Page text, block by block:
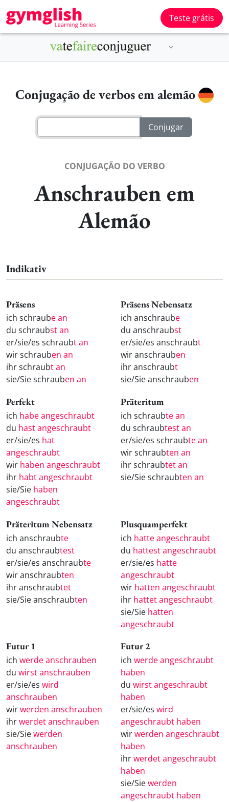
Teste grátis
Conjugação de verbos em alemão
CONJUGAÇÃO DO VERBO
Anschrauben em
Alemão
Indikativ
Präsens
ich schraube an
du schraubst an
er/sie/es schraubt an
wir schrauben an
ihr schraubt an
sie/Sie schrauben an
Präsens Nebensatz
ich anschraube
du anschraubst
er/sie/es anschraubt
wir anschrauben
ihr anschraubt
sie/Sie anschrauben
Perfekt
ich habe angeschraubt
du hast angeschraubt
er/sie/es hat
angeschraubt
wir haben angeschraubt
ihr habt angeschraubt
sie/Sie haben
angeschraubt
Präteritum
ich schraubte an
du schraubtest an
er/sie/es schraubte an
wir schraubten an
ihr schraubtet an
sie/Sie schraubten an
Präteritum Nebensatz
ich anschraubte
du anschraubtest
er/sie/es anschraubte
wir anschraubten
ihr anschraubtet
sie/Sie anschraubten
Plusquamperfekt
ich hatte angeschraubt
du hattest angeschraubt
er/sie/es hatte
angeschraubt
wir hatten angeschraubt
ihr hattet angeschraubt
sie/Sie hatten
angeschraubt
Futur 1
ich werde anschrauben
du wirst anschrauben
er/sie/es wird
anschrauben
wirwerden anschrauben
ihrwerdet anschrauben
sie/Siewerden
anschrauben
Futur 2
ich werde angeschraubt
haben
du wirst angeschraubt
haben
er/sie/es wird
angeschraubt haben
wirwerden angeschraubt
haben
ihrwerdet angeschraubt
haben
sie/Siewerden
angeschraubt haben